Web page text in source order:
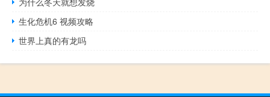
生化危机6 视频攻略
世界上真的有龙吗